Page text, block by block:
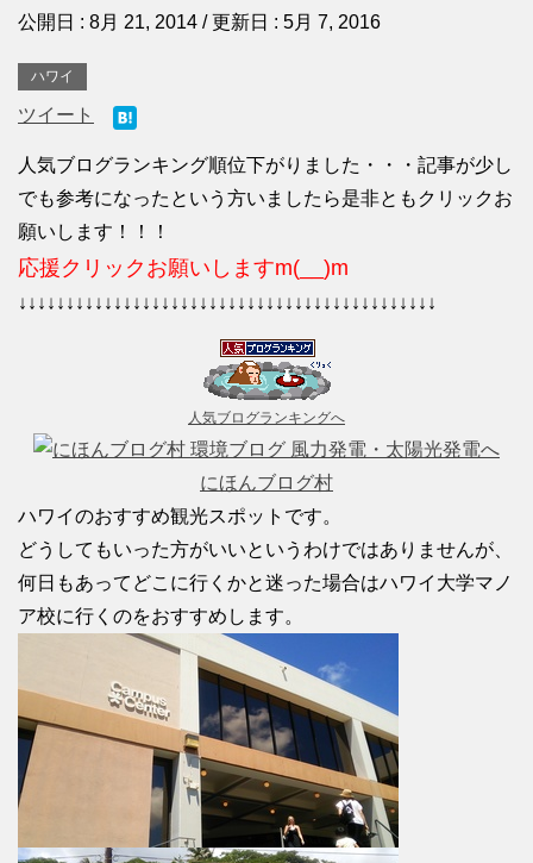
公開日 : 8月 21, 2014 / 更新日 : 5月 7, 2016
ハワイ
ツイート
人気ブログランキング順位下がりました・・・記事が少し
でも参考になったという方いましたら是非ともクリックお
願いします！！！
応援クリックお願いしますm(__)m
↓↓↓↓↓↓↓↓↓↓↓↓↓↓↓↓↓↓↓↓↓↓↓↓↓↓↓↓↓↓↓↓↓↓↓↓↓↓↓↓↓↓↓↓
人気ブログランキングへ
にほんブログ村
ハワイのおすすめ観光スポットです。
どうしてもいった方がいいというわけではありませんが、
何日もあってどこに行くかと迷った場合はハワイ大学マノ
ア校に行くのをおすすめします。